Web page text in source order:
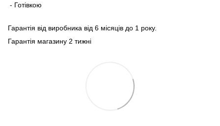
- Готівкою
Гарантія від виробника від 6 місяців до 1 року.
Гарантія магазину 2 тижні